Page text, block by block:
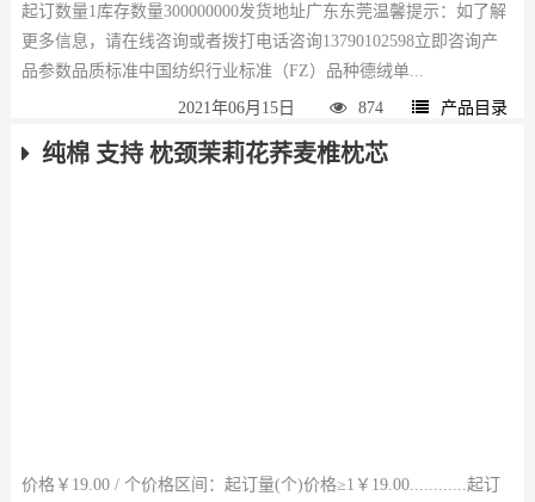
起订数量1库存数量300000000发货地址广东东莞温馨提示：如了解
更多信息，请在线咨询或者拨打电话咨询13790102598立即咨询产
品参数品质标准中国纺织行业标准（FZ）品种德绒单...
2021年06月15日 874 产品目录
纯棉 支持 枕颈茉莉花荞麦椎枕芯
价格￥19.00 / 个价格区间：起订量(个)价格≥1￥19.00............起订